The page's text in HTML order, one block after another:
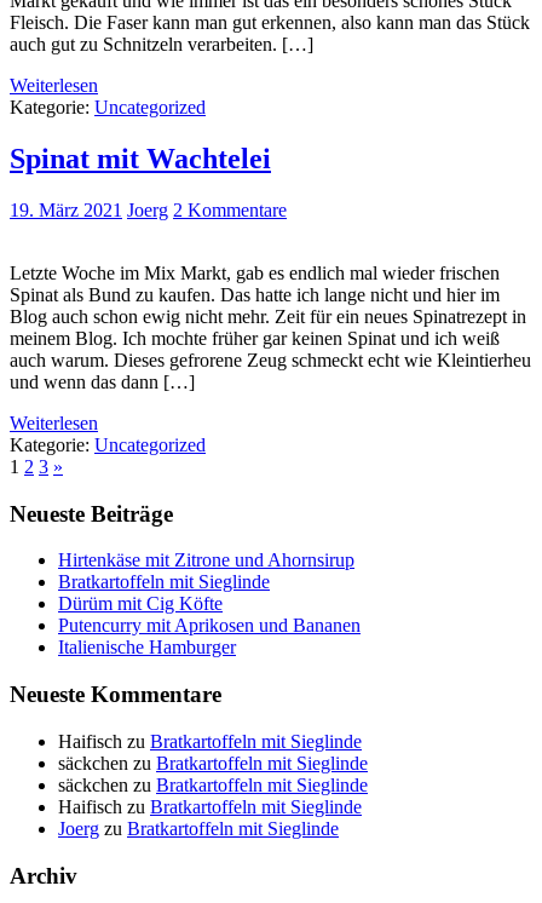
Fleisch. Die Faser kann man gut erkennen, also kann man das Stück
auch gut zu Schnitzeln verarbeiten. […]
Weiterlesen
Kategorie: Uncategorized
Spinat mit Wachtelei
19. März 2021 Joerg 2 Kommentare
Letzte Woche im Mix Markt, gab es endlich mal wieder frischen
Spinat als Bund zu kaufen. Das hatte ich lange nicht und hier im
Blog auch schon ewig nicht mehr. Zeit für ein neues Spinatrezept in
meinem Blog. Ich mochte früher gar keinen Spinat und ich weiß
auch warum. Dieses gefrorene Zeug schmeckt echt wie Kleintierheu
und wenn das dann […]
Weiterlesen
Kategorie: Uncategorized
1 2 3 »
Neueste Beiträge
Hirtenkäse mit Zitrone und Ahornsirup
Bratkartoffeln mit Sieglinde
Dürüm mit Cig Köfte
Putencurry mit Aprikosen und Bananen
Italienische Hamburger
Neueste Kommentare
Haifisch zu Bratkartoffeln mit Sieglinde
säckchen zu Bratkartoffeln mit Sieglinde
säckchen zu Bratkartoffeln mit Sieglinde
Haifisch zu Bratkartoffeln mit Sieglinde
Joerg zu Bratkartoffeln mit Sieglinde
Archiv